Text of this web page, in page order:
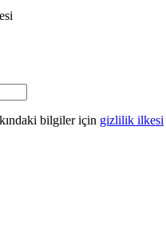
bilgiler için gizlilik ilkesi